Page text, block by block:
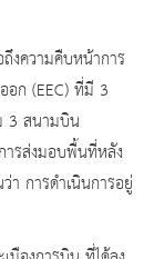
งความคืบหน้าการ
อก (EEC) ที่มี 3
3 สนามบิน
ารส่งมอบพื้นที่หลัง
การดำเนินการอยู่